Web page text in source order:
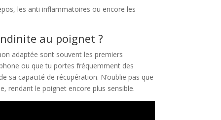
les anti inflammatoires ou encore les
au poignet ?
adaptée sont souvent les premiers
ou que tu portes fréquemment des
sa capacité de récupération. N’oublie pas que
rendant le poignet encore plus sensible.